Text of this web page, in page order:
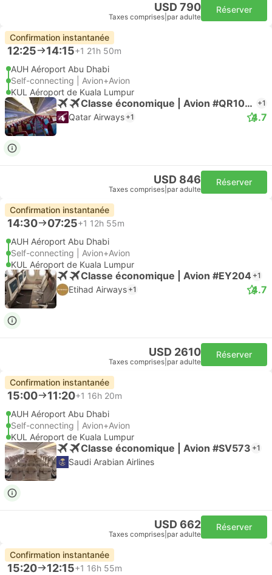
USD 790
Taxes comprises par adulte
Réserver
Confirmation instantanée
12:25 14:15+1 21h 50m
AUH Aéroport Abu Dhabi
Self-connecting | Avion+Avion
KUL Aéroport de Kuala Lumpur
Classe économique | Avion #QR1045 +1
Qatar Airways +1 4.7
USD 846
Taxes comprises par adulte
Réserver
Confirmation instantanée
14:30 07:25+1 12h 55m
AUH Aéroport Abu Dhabi
Self-connecting | Avion+Avion
KUL Aéroport de Kuala Lumpur
Classe économique | Avion #EY204 +1
Etihad Airways +1 4.7
USD 2610
Taxes comprises par adulte
Réserver
Confirmation instantanée
15:00 11:20+1 16h 20m
AUH Aéroport Abu Dhabi
Self-connecting | Avion+Avion
KUL Aéroport de Kuala Lumpur
Classe économique | Avion #SV573 +1
Saudi Arabian Airlines
USD 662
Taxes comprises par adulte
Réserver
Confirmation instantanée
15:20 12:15+1 16h 55m